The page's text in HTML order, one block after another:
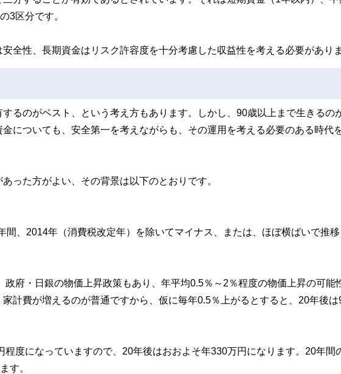
3区分です。
全性、長期資金はリスク許容度を十分考慮した収益性を考える必要がありま
るのがベスト、という考え方もあります。しかし、90歳以上まで生きるの
についても、安全第一を考えながらも、その運用を考える必要のある時代
った方がよい、その背景は以下のとおりです。
間、2014年（消費税改定年）を除いてマイナス、または、ほぼ横ばいで推移
府・日銀の物価上昇政策もあり、年平均0.5％～2％程度の物価上昇の可能
計費が増えるのが普通ですから、仮に毎年0.5％上がるとすると、20年後は
度になっていますので、20年後はおおよそ年330万円になります。20年間
す。